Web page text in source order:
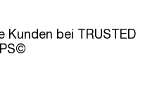
Kunden bei TRUSTED